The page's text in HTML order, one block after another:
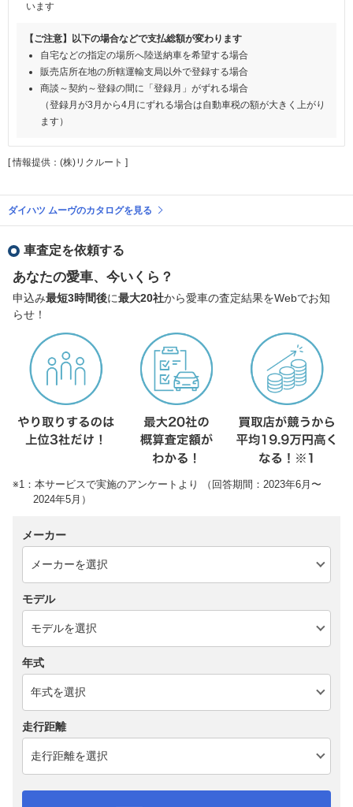
います
【ご注意】以下の場合などで支払総額が変わります
自宅などの指定の場所へ陸送納車を希望する場合
販売店所在地の所轄運輸支局以外で登録する場合
商談～契約～登録の間に「登録月」がずれる場合
（登録月が3月から4月にずれる場合は自動車税の額が大きく上がり
ます）
[ 情報提供：(株)リクルート ]
ダイハツ ムーヴのカタログを見る
車査定を依頼する
あなたの愛車、今いくら？
申込み最短3時間後に最大20社から愛車の査定結果をWebでお知
らせ！
※1：本サービスで実施のアンケートより （回答期間：2023年6月〜
2024年5月）
メーカー
モデル
年式
走行距離